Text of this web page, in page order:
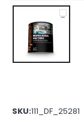
SKU:111_DF_25281